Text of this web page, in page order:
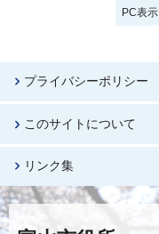
PC表示
プライバシーポリシー
このサイトについて
リンク集